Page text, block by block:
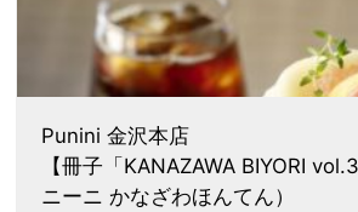
Punini 金沢本店
【冊子「KANAZAWA BIYORI
ニーニ かなざわほんてん）